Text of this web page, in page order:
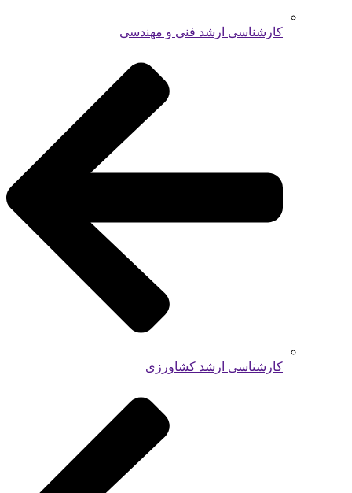
کارشناسی ارشد فنی و مهندسی
کارشناسی ارشد کشاورزی